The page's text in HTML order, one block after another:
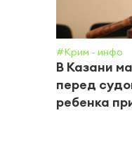
#Крим - инфо
В Казани
перед
ребенка